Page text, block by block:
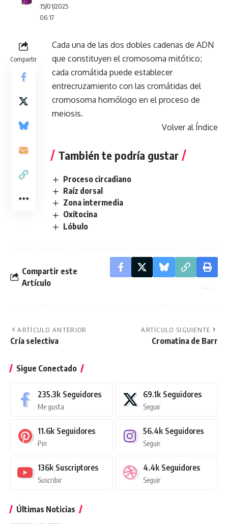
15/01/2025
06:17
Compartir
Cada una de las dos dobles cadenas de ADN
que constituyen el cromosoma mitótico;
cada cromátida puede establecer
entrecruzamiento con las cromátidas del
cromosoma homólogo en el proceso de
meiosis.
Volver al Índice
También te podría gustar
Proceso circadiano
Raíz dorsal
Zona intermedia
Oxitocina
Lóbulo
Compartir este
Artículo
ARTÍCULO ANTERIOR
Cría selectiva
ARTÍCULO SIGUIENTE
Cromatina de Barr
Sigue Conectado
235.3k Seguidores
Me gusta
69.1k Seguidores
Seguir
11.6k Seguidores
Pin
56.4k Seguidores
Seguir
136k Suscriptores
Suscribir
4.4k Seguidores
Seguir
Últimas Noticias